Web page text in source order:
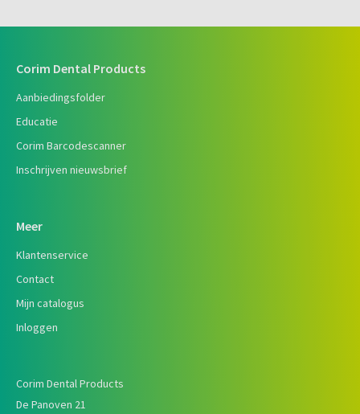
Corim Dental Products
Aanbiedingsfolder
Educatie
Corim Barcodescanner
Inschrijven nieuwsbrief
Meer
Klantenservice
Contact
Mijn catalogus
Inloggen
Corim Dental Products
De Panoven 21